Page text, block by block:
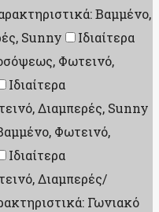
Βαμμένο,
Sunny
Ιδιαίτερα
Φωτεινό,
Ιδιαίτερα
Διαμπερές, Sunny
Φωτεινό,
Ιδιαίτερα
Διαμπερές/
Γωνιακό